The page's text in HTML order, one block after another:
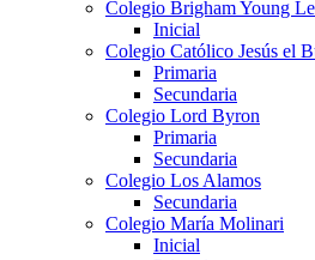
Colegio Brigham Young
Inicial
Colegio Católico Jesús el
Primaria
Secundaria
Colegio Lord Byron
Primaria
Secundaria
Colegio Los Alamos
Secundaria
Colegio María Molinari
Inicial